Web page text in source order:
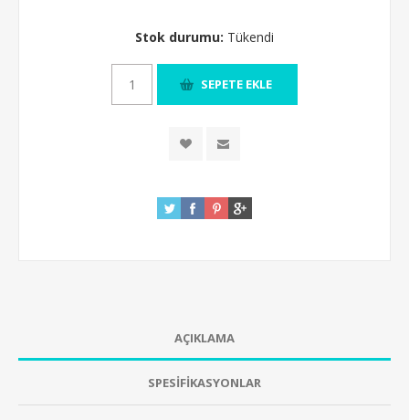
Stok durumu: Tükendi
AÇIKLAMA
SPESİFİKASYONLAR